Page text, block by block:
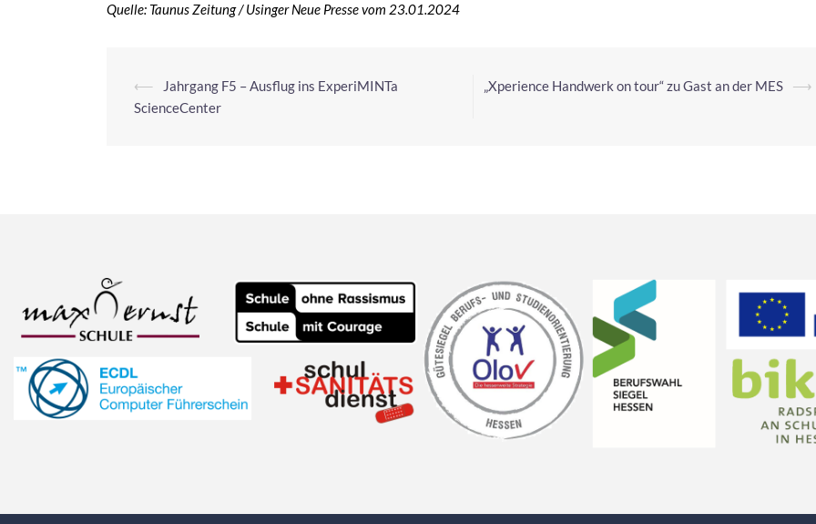
Quelle: Taunus Zeitung / Usinger Neue Presse vom 23.01.2024
⟵
Jahrgang F5 – Ausflug ins ExperiMINTa
ScienceCenter
„Xperience Handwerk on tour“ zu Gast an der MES ⟶